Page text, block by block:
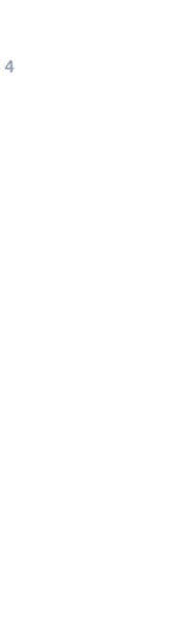
4